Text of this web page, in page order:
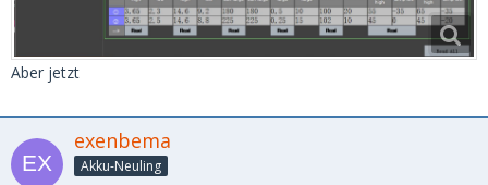
Aber jetzt
exenbema
Akku-Neuling